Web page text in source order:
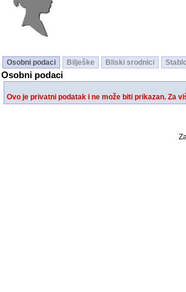
Osobni podaci Bilješke Bliski srodnici
Osobni podaci
Ovo je privatni podatak i ne može biti prikazan. Za